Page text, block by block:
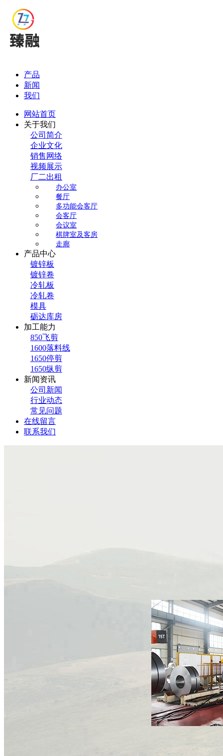
产品
新闻
我们
网站首页
关于我们
公司简介
企业文化
销售网络
视频展示
厂二出租
办公室
餐厅
多功能会客厅
会客厅
会议室
棋牌室及客房
走廊
产品中心
镀锌板
镀锌卷
冷轧板
冷轧卷
模具
砺达库房
加工能力
850飞剪
1600落料线
1650停剪
1650纵剪
新闻资讯
公司新闻
行业动态
常见问题
在线留言
联系我们